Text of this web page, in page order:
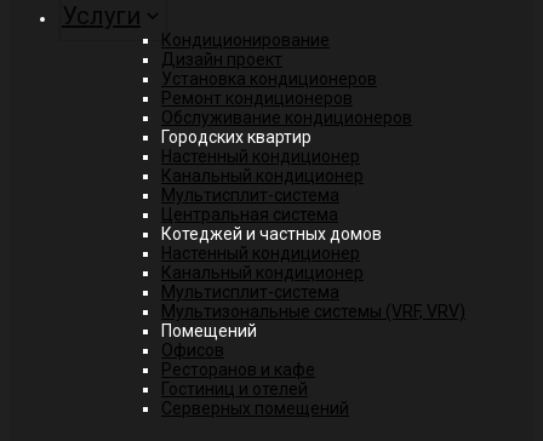
Услуги
Кондиционирование
Дизайн проект
Установка кондиционеров
Ремонт кондиционеров
Обслуживание кондиционеров
Городских квартир
Настенный кондиционер
Канальный кондиционер
Мультисплит-система
Центральная система
Котеджей и частных домов
Настенный кондиционер
Канальный кондиционер
Мультисплит-система
Мультизональные системы (VRF, VRV)
Помещений
Офисов
Ресторанов и кафе
Гостиниц и отелей
Серверных помещений